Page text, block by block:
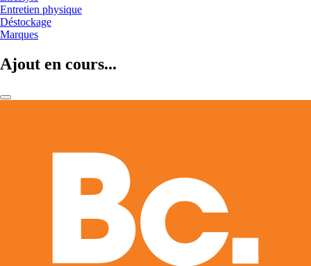
Entretien physique
Déstockage
Marques
Ajout en cours...